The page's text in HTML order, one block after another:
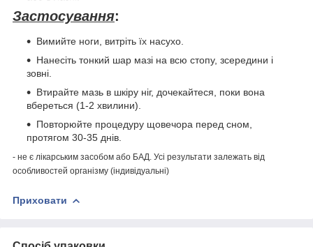
Застосування:
Вимийте ноги, витріть їх насухо.
Нанесіть тонкий шар мазі на всю стопу, зсередини і
зовні.
Втирайте мазь в шкіру ніг, дочекайтеся, поки вона
вбереться (1-2 хвилини).
Повторюйте процедуру щовечора перед сном,
протягом 30-35 днів.
- не є лікарським засобом або БАД. Усі результати залежать від
особливостей організму (індивідуальні)
Приховати